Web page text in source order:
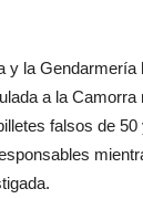
y la Gendarmería
a la Camorra
falsos de